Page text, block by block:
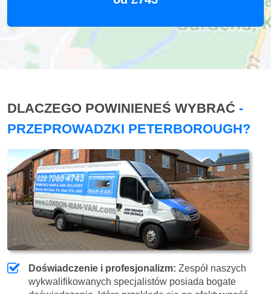
DLACZEGO POWINIENEŚ WYBRAĆ -
PRZEPROWADZKI PETERBOROUGH?
Doświadczenie i profesjonalizm: Zespół naszych
wykwalifikowanych specjalistów posiada bogate